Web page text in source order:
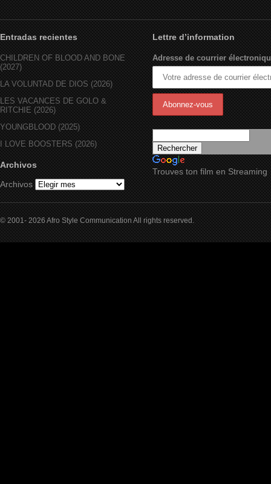
Entradas recientes
CHILDREN OF BLOOD AND BONE
(2027)
LA VOLUNTAD DE DIOS (2026)
LES VACANCES DE GOLO &
RITCHIE (2026)
YOUNGBLOOD (2025)
I LOVE BOOSTERS (2026)
Archivos
Archivos
Lettre d’information
Adresse de courrier
Trouves ton film en Streaming
© 2001- 2026 Afro Style Communication All rights reserved.